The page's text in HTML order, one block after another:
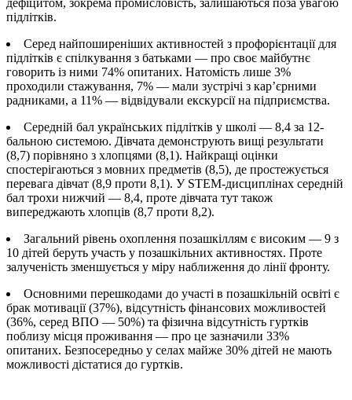
дефіцитом, зокрема промисловість, залишаються поза увагою
підлітків.
Серед найпоширеніших активностей з профорієнтаціїдля
підлітків є спілкування з батьками — про своє майбутнє
говорить із ними 74% опитаних. Натомість лише 3%
проходили стажування, 7% — мали зустрічі з кар’єрними
радниками, а 11% — відвідували екскурсії на підприємства.
Середній бал українських підлітків у школі — 8,4 за 12-
бальною системою. Дівчата демонструють вищі результати
(8,7) порівняно з хлопцями (8,1). Найкращі оцінки
спостерігаються з мовних предметів (8,5), де простежується
перевага дівчат (8,9 проти 8,1). У STEM-дисциплінах середній
бал трохи нижчий — 8,4, проте дівчата тут також
випереджають хлопців (8,7 проти 8,2).
Загальний рівень охоплення позашкіллям є високим — 9 з
10 дітей беруть участь у позашкільних активностях. Проте
залученість зменшується у міру наближення до лінії фронту.
Основними перешкодами до участі в позашкільній освіті є
брак мотивації (37%), відсутність фінансових можливостей
(36%, серед ВПО — 50%) та фізична відсутність гуртків
поблизу місця проживання — про це зазначили 33%
опитаних. Безпосередньо у селах майже 30% дітей не мають
можливості дістатися до гуртків.